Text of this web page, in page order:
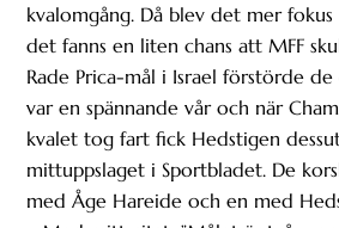
kvalomgång. Då blev det mer
det fanns en liten chans att MFF
Rade Prica-mål i Israel förstörde
var en spännande vår och när
kvalet tog fart fick Hedstigen
mittuppslaget i Sportbladet. De
med Åge Hareide och en med